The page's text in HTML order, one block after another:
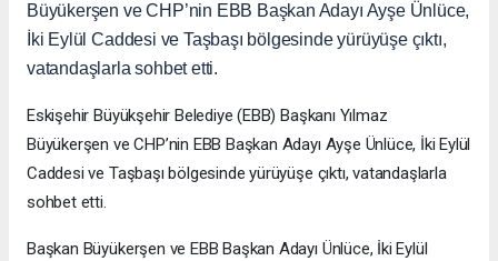
Büyükerşen ve CHP’nin EBB Başkan Adayı Ayşe Ünlüce,
İki Eylül Caddesi ve Taşbaşı bölgesinde yürüyüşe çıktı,
vatandaşlarla sohbet etti.
Eskişehir Büyükşehir Belediye (EBB) Başkanı Yılmaz
Büyükerşen ve CHP’nin EBB Başkan Adayı Ayşe Ünlüce, İki Eylül
Caddesi ve Taşbaşı bölgesinde yürüyüşe çıktı, vatandaşlarla
sohbet etti.
Başkan Büyükerşen ve EBB Başkan Adayı Ünlüce, İki Eylül